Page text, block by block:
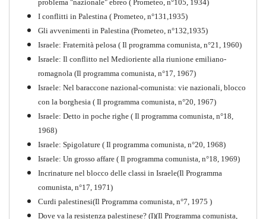
Storia della Sinistra
Comunista V
problema "nazionale" ebreo ( Prometeo, n°105, 1934)
I conflitti in Palestina ( Prometeo, n°131,1935)
Gli avvenimenti in Palestina (Prometeo, n°132,1935)
Israele: Fraternità pelosa ( Il programma comunista, n°21, 1960)
Israele: Il conflitto nel Medioriente alla riunione emiliano-
romagnola (Il programma comunista, n°17, 1967)
Israele: Nel baraccone nazional-comunista: vie nazionali, blocco
con la borghesia ( Il programma comunista, n°20, 1967)
Israele: Detto in poche righe ( Il programma comunista, n°18,
1968)
Israele: Spigolature ( Il programma comunista, n°20, 1968)
Israele: Un grosso affare ( Il programma comunista, n°18, 1969)
Incrinature nel blocco delle classi in Israele(Il Programma
comunista, n°17, 1971)
Curdi palestinesi(Il Programma comunista, n°7, 1975 )
Dove va la resistenza palestinese? (I)(Il Programma comunista,